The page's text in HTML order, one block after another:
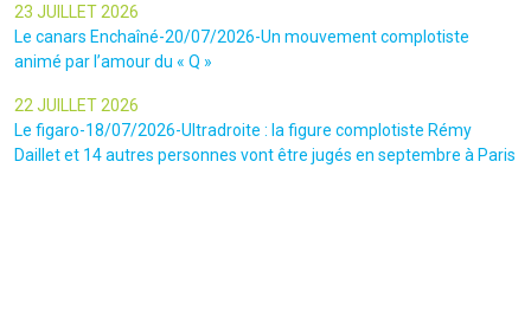
23 JUILLET 2026
Le canars Enchaîné-20/07/2026-Un mouvement complotiste
animé par l’amour du « Q »
22 JUILLET 2026
Le figaro-18/07/2026-Ultradroite : la figure complotiste Rémy
Daillet et 14 autres personnes vont être jugés en septembre à Paris